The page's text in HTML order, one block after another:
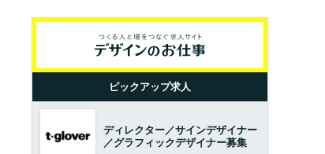
ピックアップ求人
ディレクター／サインデザイナー
／グラフィックデザイナー募集